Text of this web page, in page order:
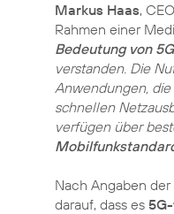
Markus Haas,
Rahmen einer
Bedeutung von
verstanden. Die
Anwendungen,
schnellen
verfügen über
Nach Angaben
darauf, dass es